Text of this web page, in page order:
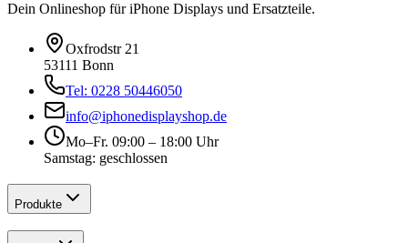
Dein Onlineshop für iPhone Displays und Ersatzteile.
Oxfrodstr 21
53111 Bonn
Tel: 0228 50446050
info@iphonedisplayshop.de
Mo–Fr. 09:00 – 18:00 Uhr
Samstag: geschlossen
Produkte